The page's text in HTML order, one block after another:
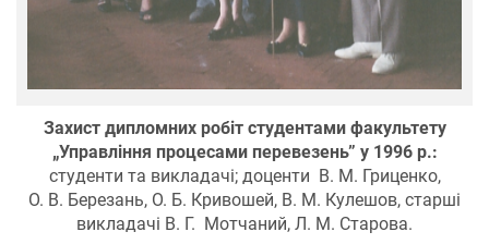
Захист дипломних робіт студентами факультету
„Управління процесами перевезень” у 1996 р.:
студенти та викладачі; доценти В. М. Гриценко,
О. В. Березань, О. Б. Кривошей, В. М. Кулешов, старші
викладачі В. Г. Мотчаний, Л. М. Старова.